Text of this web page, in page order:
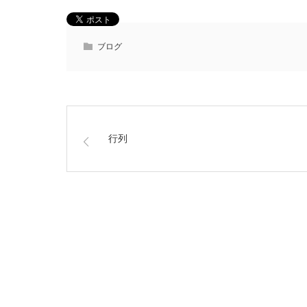
ブログ
行列